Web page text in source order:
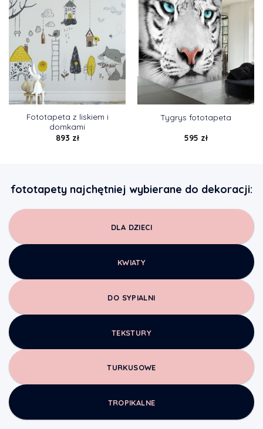
Fototapeta z liskiem i
domkami
893 zł
Tygrys fototapeta
595 zł
fototapety najchętniej wybierane do dekoracji:
DLA DZIECI
KWIATY
DO SYPIALNI
TEKSTURY
TURKUSOWE
TROPIKALNE